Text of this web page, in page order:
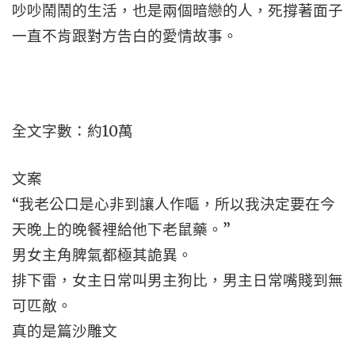
吵吵鬧鬧的生活，也是兩個暗戀的人，死撐著面子
一直不肯跟對方告白的愛情故事。
全文字數：約10萬
文案
“我老公口是心非到讓人作嘔，所以我決定要在今
天晚上的晚餐裡給他下老鼠藥。”
男女主角脾氣都極其詭異。
排下雷，女主日常叫男主狗比，男主日常嘴賤到無
可匹敵。
真的是篇沙雕文